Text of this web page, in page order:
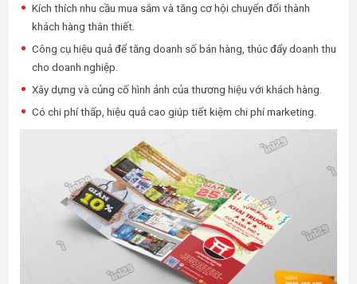
Kích thích nhu cầu mua sắm và tăng cơ hội chuyển đổi thành
khách hàng thân thiết.
Công cụ hiệu quả để tăng doanh số bán hàng, thúc đẩy doanh thu
cho doanh nghiệp.
Xây dựng và củng cố hình ảnh của thương hiệu với khách hàng.
Có chi phí thấp, hiệu quả cao giúp tiết kiệm chi phí marketing.